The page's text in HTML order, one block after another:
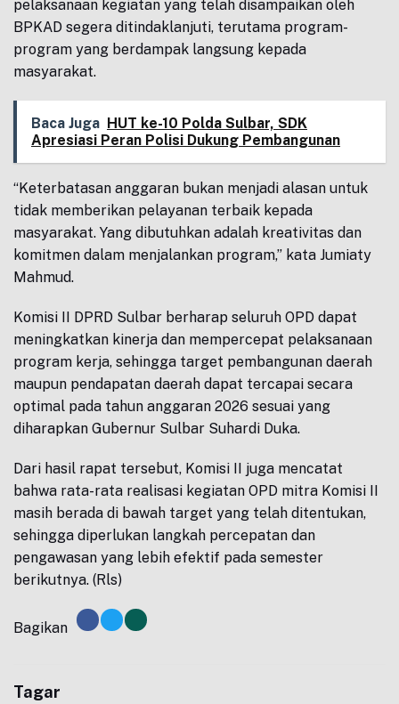
pelaksanaan kegiatan yang telah disampaikan oleh
BPKAD segera ditindaklanjuti, terutama program-
program yang berdampak langsung kepada
masyarakat.
Baca Juga HUT ke-10 Polda Sulbar, SDK
Apresiasi Peran Polisi Dukung Pembangunan
“Keterbatasan anggaran bukan menjadi alasan untuk
tidak memberikan pelayanan terbaik kepada
masyarakat. Yang dibutuhkan adalah kreativitas dan
komitmen dalam menjalankan program,” kata Jumiaty
Mahmud.
Komisi II DPRD Sulbar berharap seluruh OPD dapat
meningkatkan kinerja dan mempercepat pelaksanaan
program kerja, sehingga target pembangunan daerah
maupun pendapatan daerah dapat tercapai secara
optimal pada tahun anggaran 2026 sesuai yang
diharapkan Gubernur Sulbar Suhardi Duka.
Dari hasil rapat tersebut, Komisi II juga mencatat
bahwa rata-rata realisasi kegiatan OPD mitra Komisi II
masih berada di bawah target yang telah ditentukan,
sehingga diperlukan langkah percepatan dan
pengawasan yang lebih efektif pada semester
berikutnya. (Rls)
Bagikan
Tagar